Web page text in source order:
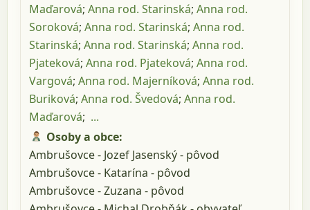
Maďarová; Anna rod. Starinská; Anna rod.
Soroková; Anna rod. Starinská; Anna rod.
Starinská; Anna rod. Starinská; Anna rod.
Pjateková; Anna rod. Pjateková; Anna rod.
Vargová; Anna rod. Majerníková; Anna rod.
Buriková; Anna rod. Švedová; Anna rod.
Maďarová; ...
Osoby a obce:
Ambrušovce - Jozef Jasenský - pôvod
Ambrušovce - Katarína - pôvod
Ambrušovce - Zuzana - pôvod